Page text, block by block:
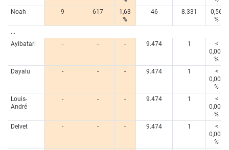
Noah
9 617
1,63
%
46 8.331
0,56
%
...
Ayibatari
- - - 9.474 1
<
0,005
%
Dayalu
- - - 9.474 1
<
0,005
%
Louis-
André
- - - 9.474 1
<
0,005
%
Delvet
- - - 9.474 1
<
0,005
%